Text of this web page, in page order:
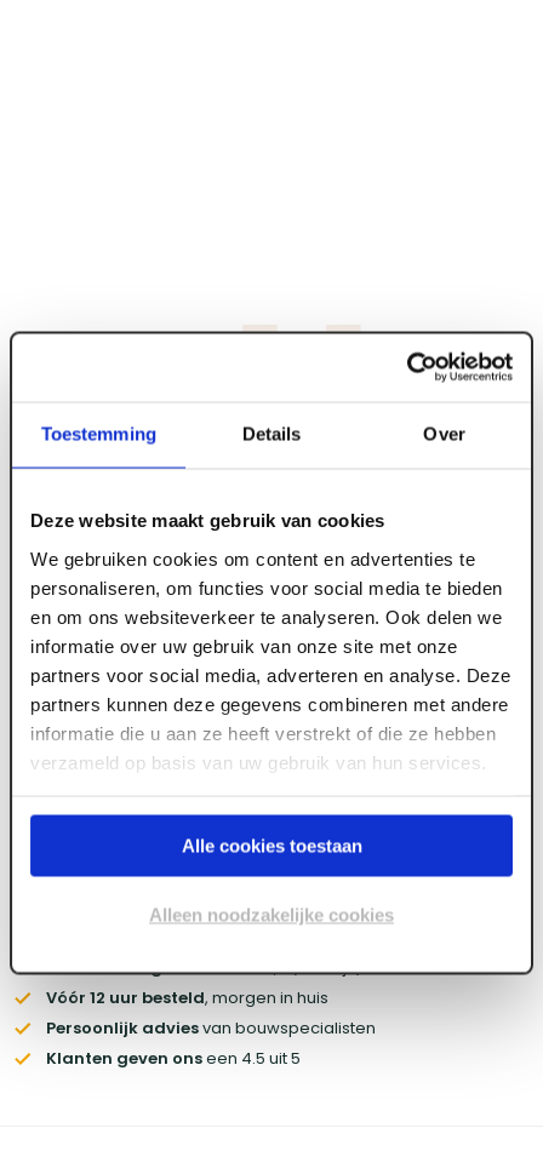
Toestemming Details Over
Deze website maakt gebruik van cookies
We gebruiken cookies om content en advertenties te
personaliseren, om functies voor social media te bieden
en om ons websiteverkeer te analyseren. Ook delen we
informatie over uw gebruik van onze site met onze
partners voor social media, adverteren en analyse. Deze
partners kunnen deze gegevens combineren met andere
informatie die u aan ze heeft verstrekt of die ze hebben
verzameld op basis van uw gebruik van hun services.
Alle cookies toestaan
Alleen noodzakelijke cookies
6.0 mm x 3050 x 1300 Abet Print MEG 2-z
Meld je aan of maak een account aan om toegang
te krijgen tot de prijzen.
Log in voor prijzen
Voorraad: 10+
Gratis bezorgdvanaf € 450,- (zakelijk)
Vóór 12 uur besteld, morgen in huis
Persoonlijk adviesvan bouwspecialisten
Klanten geven onseen 4.5 uit 5